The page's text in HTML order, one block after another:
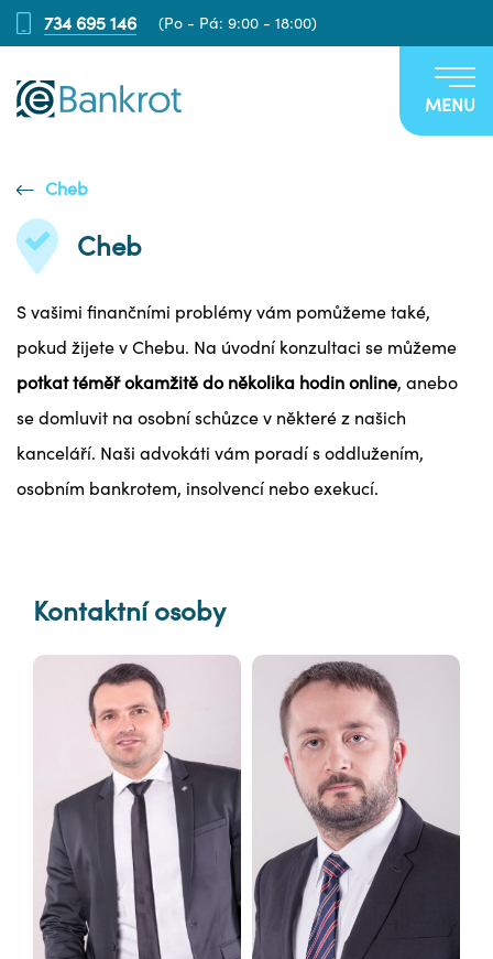
734 695 146 (Po - Pá: 9:00 - 18:00)
MENU
Cheb
Cheb
S vašimi finančními problémy vám pomůžeme také,
pokud žijete v Chebu. Na úvodní konzultaci se můžeme
potkat téměř okamžitě do několika hodin online, anebo
se domluvit na osobní schůzce v některé z našich
kanceláří. Naši advokáti vám poradí s oddlužením,
osobním bankrotem, insolvencí nebo exekucí.
Kontaktní osoby